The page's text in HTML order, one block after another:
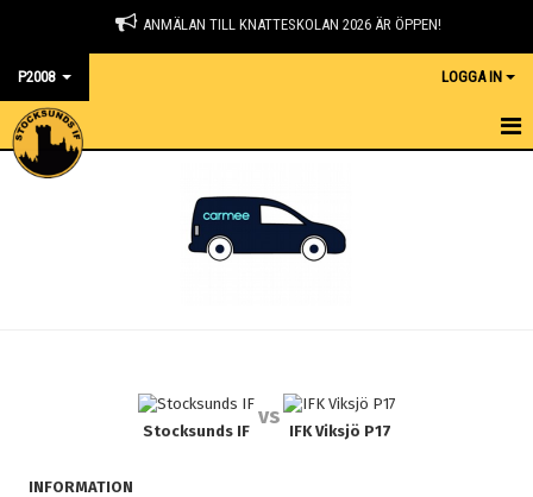
ANMÄLAN TILL KNATTESKOLAN 2026 ÄR ÖPPEN!
P2008 LOGGA IN
HEM
DOKUMENT
Stocksunds IF
vs
IFK Viksjö P17
INFORMATION